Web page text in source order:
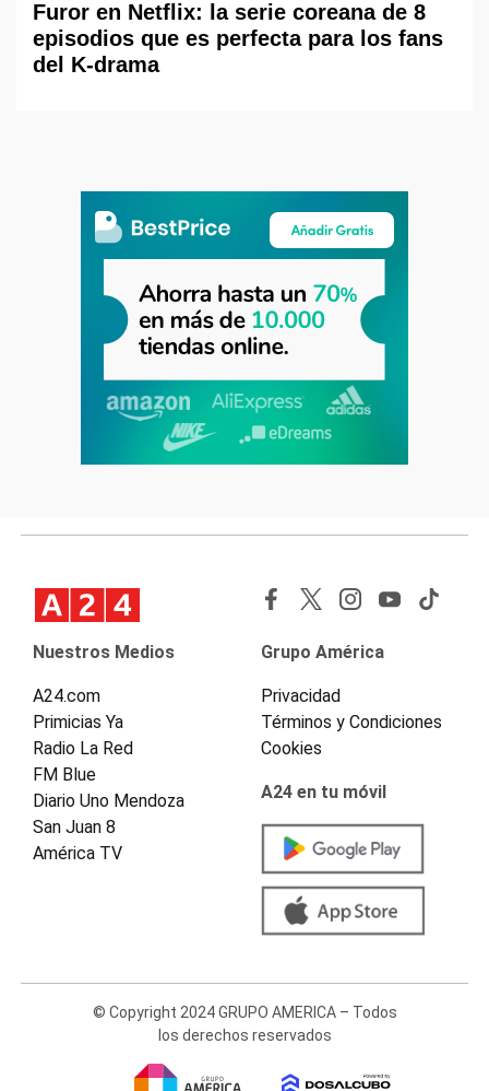
Furor en Netflix: la serie coreana de 8
episodios que es perfecta para los fans
del K-drama
Nuestros Medios
A24.com
Primicias Ya
Radio La Red
FM Blue
Diario Uno Mendoza
San Juan 8
América TV
Grupo América
Privacidad
Términos y Condiciones
Cookies
A24 en tu móvil
© Copyright 2024 GRUPO AMERICA – Todos
los derechos reservados